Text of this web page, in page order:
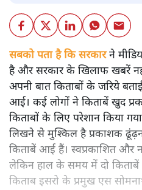
सबको पता है कि सरकारने
है और सरकार के खिलाफ खबरें
अपनी बात किताबों के जरिये
आई। कई लोगों ने किताबें खुद
किताबों के लिए परेशान किया
लिखने से मुश्किल है प्रकाशक
किताबें आई हैं। स्वप्रकाशित और
लेकिन हाल के समय में दो
किताब इसरो के प्रमुख एस